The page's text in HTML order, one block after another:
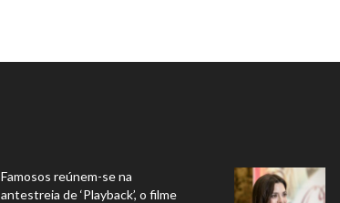
Famosos reúnem-se na
antestreia de ‘Playback’, o filme